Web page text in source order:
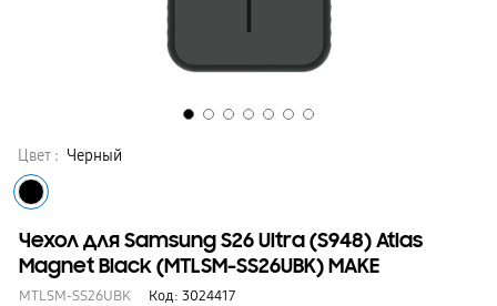
Цвет : Черный
Чехол для Samsung S26 Ultra (S948) Atlas
Magnet Black (MTLSM-SS26UBK) MAKE
MTLSM-SS26UBK Код: 3024417